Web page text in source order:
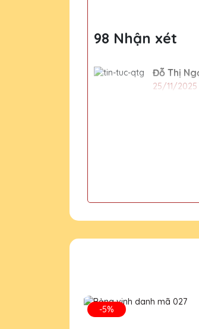
98 Nhận xét
Đỗ Thị
25/11/2025
Số
25/11/2025
-5%